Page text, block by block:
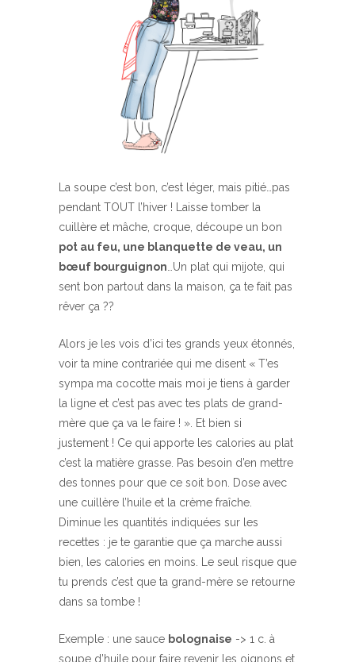
La soupe c’est bon, c’est léger, mais pitié…pas
pendant TOUT l’hiver ! Laisse tomber la
cuillère et mâche, croque, découpe un bon
pot au feu, une blanquette de veau, un
bœuf bourguignon …Un plat qui mijote, qui
sent bon partout dans la maison, ça te fait pas
rêver ça ??
Alors je les vois d’ici tes grands yeux étonnés,
voir ta mine contrariée qui me disent « T’es
sympa ma cocotte mais moi je tiens à garder
la ligne et c’est pas avec tes plats de grand-
mère que ça va le faire ! ». Et bien si
justement ! Ce qui apporte les calories au plat
c’est la matière grasse. Pas besoin d’en mettre
des tonnes pour que ce soit bon. Dose avec
une cuillère l’huile et la crème fraîche.
Diminue les quantités indiquées sur les
recettes : je te garantie que ça marche aussi
bien, les calories en moins. Le seul risque que
tu prends c’est que ta grand-mère se retourne
dans sa tombe !
Exemple : une sauce bolognaise -> 1 c. à
soupe d’huile pour faire revenir les oignons et